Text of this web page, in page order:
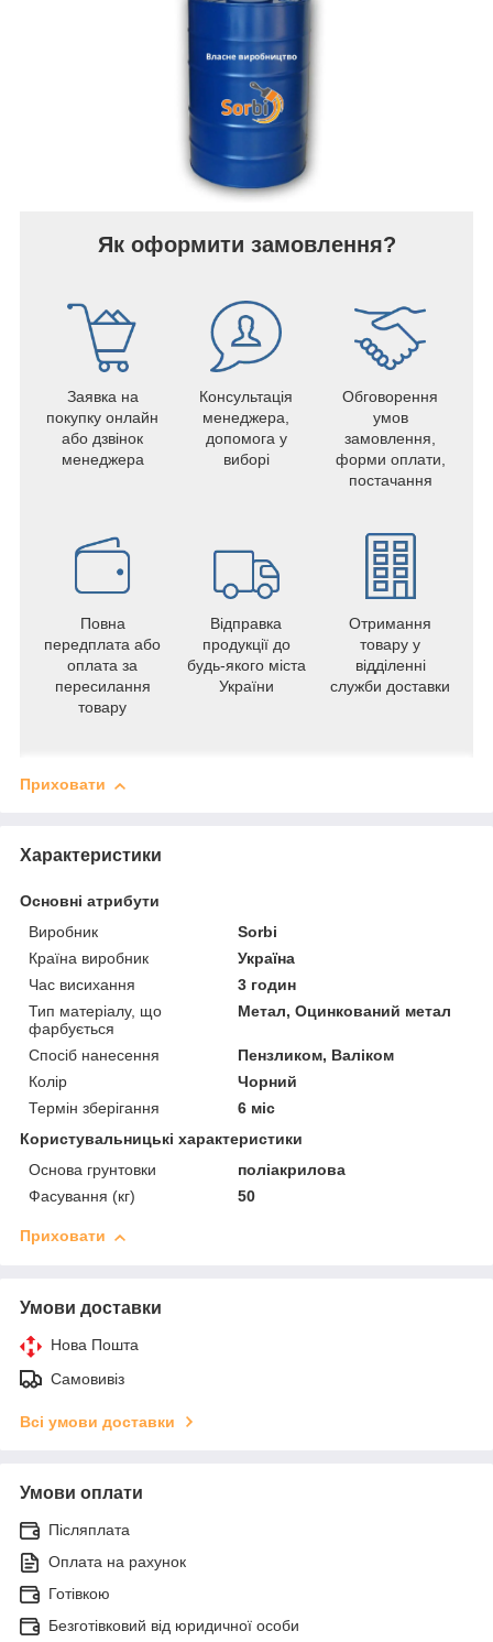
Як оформити замовлення?
Заявка на
покупку онлайн
або дзвінок
менеджера
Консультація
менеджера,
допомога у
виборі
Обговорення
умов
замовлення,
форми оплати,
постачання
Повна
передплата або
оплата за
пересилання
товару
Відправка
продукції до
будь-якого міста
України
Отримання
товару у
відділенні
служби доставки
Приховати
Характеристики
Основні атрибути
Виробник
Sorbi
Країна виробник
Україна
Час висихання
3 годин
Тип матеріалу, що
фарбується
Метал, Оцинкований метал
Спосіб нанесення
Пензликом, Валіком
Колір
Чорний
Термін зберігання
6 міс
Користувальницькі характеристики
Основа грунтовки
поліакрилова
Фасування (кг)
50
Приховати
Умови доставки
Нова Пошта
Самовивіз
Всі умови доставки
Умови оплати
Післяплата
Оплата на рахунок
Готівкою
Безготівковий від юридичної особи